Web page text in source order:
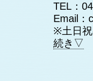
TEL：
Email：
※土日
続き▽